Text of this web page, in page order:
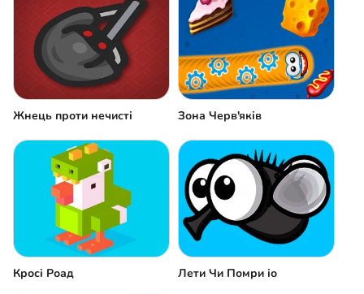
Жнець проти нечисті Зона Черв'яків
Кросі Роад Лети Чи Помри іо